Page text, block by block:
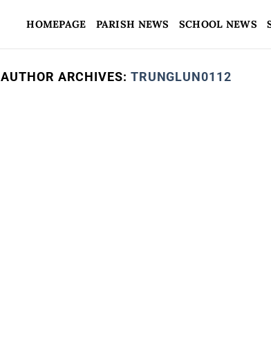
HOMEPAGE PARISH NEWS SCHOOL NEWS
AUTHOR ARCHIVES: TRUNGLUN0112